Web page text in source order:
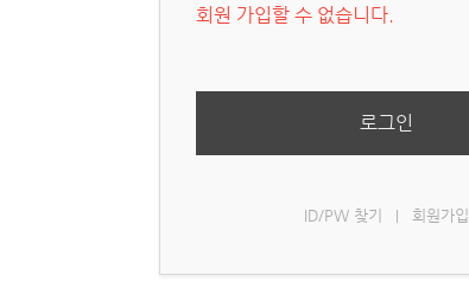
회원 가입할 수 없습니다.
로그인
ID/PW 찾기 회원가입